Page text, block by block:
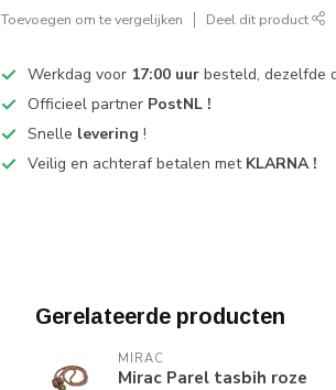
Toevoegen om te vergelijken Deel dit product
Werkdag voor 17:00 uur besteld, dezelfde
Officieel partner PostNL !
Snelle levering !
Veilig en achteraf betalen met KLARNA !
Gerelateerde producten
MIRAC
Mirac Parel tasbih roze